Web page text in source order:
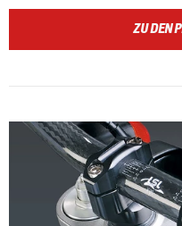
ZU DEN